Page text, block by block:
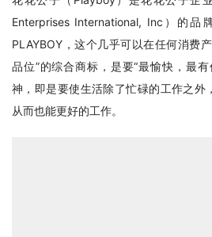
Enterprises International, Inc）的品
PLAYBOY，这个几乎可以在任何消费
品位”的综合商标，是要“最愉快，最
神，即是要使生活除了忙碌的工作之外
从而也能更好的工作。